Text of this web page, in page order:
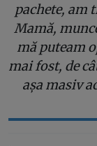
pachete, am
Mamă,
mă puteam
mai fost, de
așa masiv